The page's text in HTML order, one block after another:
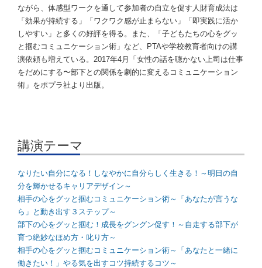
ながら、体感型ワークを通して参加者の自立を促す人財育成法は
「効果が持続する」「ワクワク感が止まらない」「即実践に活か
しやすい」と多くの好評を得る。また、「子どもたちの心をグッ
と掴むコミュニケーション術」など、PTAや学校教育者向けの講
演依頼も増えている。2017年4月「女性の話を聴かない上司は仕事
をだめにする〜部下との関係を劇的に変えるコミュニケーション
術」をポプラ社より出版。
講演テーマ
なりたい自分になる！しなやかに自分らしく生きる！～明日の自
分を輝かせるキャリアデザイン～
相手の心をグッと掴むコミュニケーション術～「あなたが言うな
ら」と動き出す３ステップ～
部下の心をグッと掴む！成長をグングン促す！～自走する部下が
育つ絶妙なほめ方・叱り方～
相手の心をグッと掴むコミュニケーション術～「あなたと一緒に
働きたい！」やる気を出すコツ持続するコツ～